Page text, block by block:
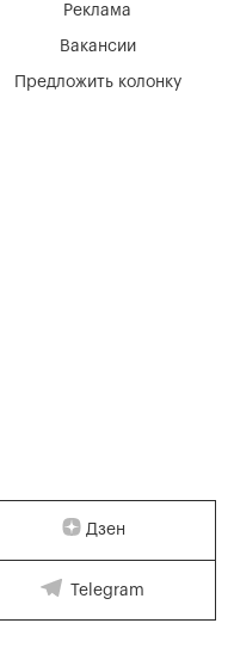
Вакансии
Реклама
Предложить колонку
Дзен
Telegram